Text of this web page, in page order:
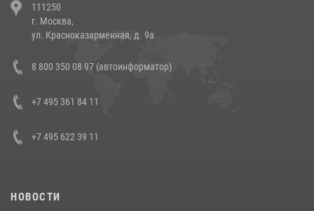
напавших на бригаду скорой помощи (видео)
14 июля 2026, 12:20
В Росгвардии прошла военно-научная конференция по обобщению
боевого опыта
111250
г. Москва,
ул. Красноказарменная, д. 9а
8 800 350 08 97 (автоинформатор)
+7 495 361 84 11
+7 495 622 39 11
НОВОСТИ